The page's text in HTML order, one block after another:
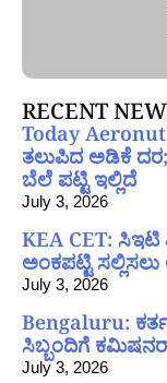
RECENT
Today Aeronut
ತಲುಪಿದ ಅಡಿಕೆ ದರ;
ಬೆಲೆ ಪಟ್ಟಿ ಇಲ್ಲಿದೆ
July 3, 2026
KEA CET:
ಅಂಕಪಟ್ಟಿ
July 3, 2026
Bengaluru:
ಸಿಬ್ಬಂದಿಗೆ
July 3, 2026